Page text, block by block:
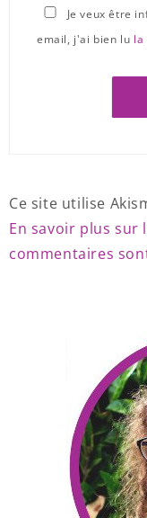
Je veux être
email, j'ai bien lu la
Ce site utilise
En savoir plus sur
commentaires